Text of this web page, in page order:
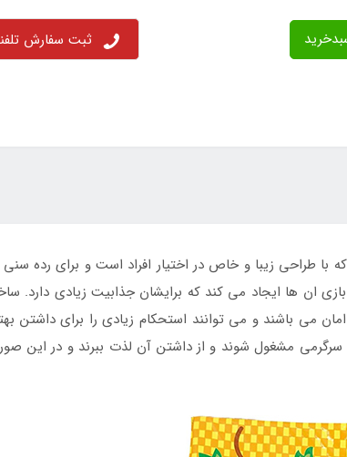
ثبت سفارش
طراحی زیبا و خاص در اختیار افراد است و برای رده
ان ها ایجاد می کند که برایشان جذابیت زیادی دارد.
باشند و می توانند استحکام زیادی را برای داشتن
و سرگرمی مشغول شوند و از داشتن آن لذت ببرند و در این